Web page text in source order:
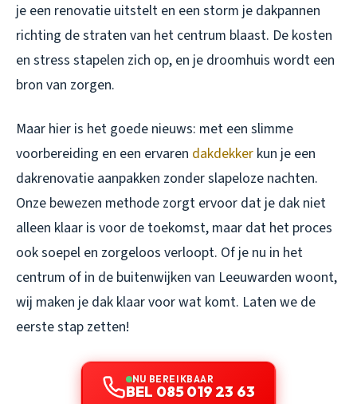
je een renovatie uitstelt en een storm je dakpannen
richting de straten van het centrum blaast. De kosten
en stress stapelen zich op, en je droomhuis wordt een
bron van zorgen.
Maar hier is het goede nieuws: met een slimme
voorbereiding en een ervaren dakdekker kun je een
dakrenovatie aanpakken zonder slapeloze nachten.
Onze bewezen methode zorgt ervoor dat je dak niet
alleen klaar is voor de toekomst, maar dat het proces
ook soepel en zorgeloos verloopt. Of je nu in het
centrum of in de buitenwijken van Leeuwarden woont,
wij maken je dak klaar voor wat komt. Laten we de
eerste stap zetten!
NU BEREIKBAAR
BEL 085 019 23 63